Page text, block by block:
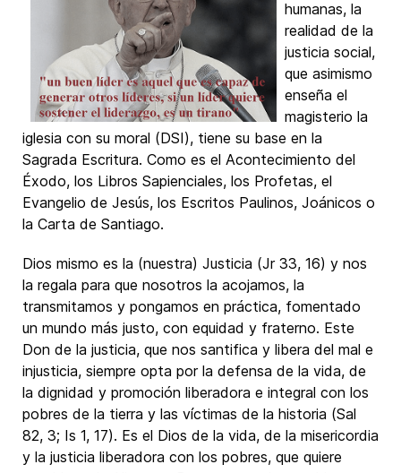
humanas, la
realidad de la
justicia social,
que asimismo
enseña el
magisterio la
iglesia con su moral (DSI), tiene su base en la
Sagrada Escritura. Como es el Acontecimiento del
Éxodo, los Libros Sapienciales, los Profetas, el
Evangelio de Jesús, los Escritos Paulinos, Joánicos o
la Carta de Santiago.
Dios mismo es la (nuestra) Justicia (Jr 33, 16) y nos
la regala para que nosotros la acojamos, la
transmitamos y pongamos en práctica, fomentado
un mundo más justo, con equidad y fraterno. Este
Don de la justicia, que nos santifica y libera del mal e
injusticia, siempre opta por la defensa de la vida, de
la dignidad y promoción liberadora e integral con los
pobres de la tierra y las víctimas de la historia (Sal
82, 3; Is 1, 17). Es el Dios de la vida, de la misericordia
y la justicia liberadora con los pobres, que quiere